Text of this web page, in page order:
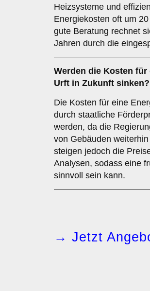
Heizsysteme und
Energiekosten oft um
gute Beratung rechnet
Jahren durch die
Werden die Kosten
Urft in Zukunft sinken?
Die Kosten für eine
durch staatliche
werden, da die
von Gebäuden
steigen jedoch die
Analysen, sodass eine
sinnvoll sein kann.
→ Jetzt